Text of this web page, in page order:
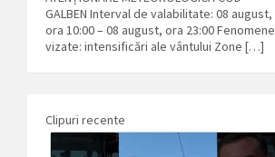
GALBEN Interval de valabilitate: 08 august,
ora 10:00 – 08 august, ora 23:00 Fenomene
vizate: intensificări ale vântului Zone […]
Clipuri recente